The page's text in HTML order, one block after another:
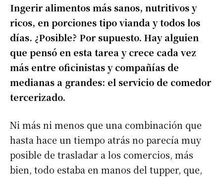
Ingerir alimentos más sanos, nutritivos y
ricos, en porciones tipo vianda y todos los
días. ¿Posible? Por supuesto. Hay alguien
que pensó en esta tarea y crece cada vez
más entre oficinistas y compañías de
medianas a grandes: el servicio de comedor
tercerizado.
Ni más ni menos que una combinación que
hasta hace un tiempo atrás no parecía muy
posible de trasladar a los comercios, más
bien, todo estaba en manos del tupper, que,